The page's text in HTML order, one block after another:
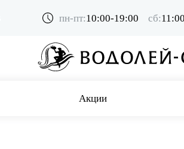
пн-пт:10:00-19:00 сб:
Акции